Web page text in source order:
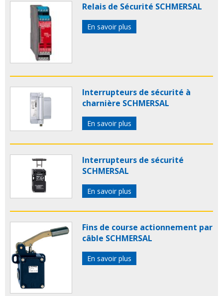
Relais de Sécurité SCHMERSAL
En savoir plus
Interrupteurs de sécurité à
charnière SCHMERSAL
En savoir plus
Interrupteurs de sécurité
SCHMERSAL
En savoir plus
Fins de course actionnement par
câble SCHMERSAL
En savoir plus